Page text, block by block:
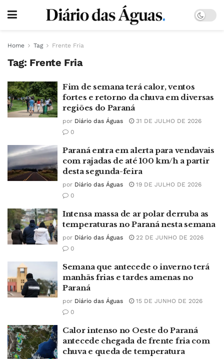
Home Tag Frente Fria
Tag: Frente Fria
Fim de semana terá calor, ventos
fortes e retorno da chuva em diversas
regiões do Paraná
por Diário das Águas
31 DE JULHO DE 2026
0
Paraná entra em alerta para vendavais
com rajadas de até 100 km/h a partir
desta segunda-feira
por Diário das Águas
19 DE JULHO DE 2026
0
Intensa massa de ar polar derruba as
temperaturas no Paraná nesta semana
por Diário das Águas
22 DE JUNHO DE 2026
0
Semana que antecede o inverno terá
manhãs frias e tardes amenas no
Paraná
por Diário das Águas
15 DE JUNHO DE 2026
0
Calor intenso no Oeste do Paraná
antecede chegada de frente fria com
chuva e queda de temperatura